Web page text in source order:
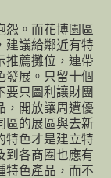
怨。而花博園區
建議給鄰近有特
推薦攤位，連帶
發展。只留十個
要只圖利讓財團
，開放讓周遭優
區的展區與去新
特色才是建立特
到各商圈也應有
特色產品，而不